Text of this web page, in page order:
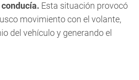
Esta situación provocó
movimiento con el volante,
del vehículo y generando el